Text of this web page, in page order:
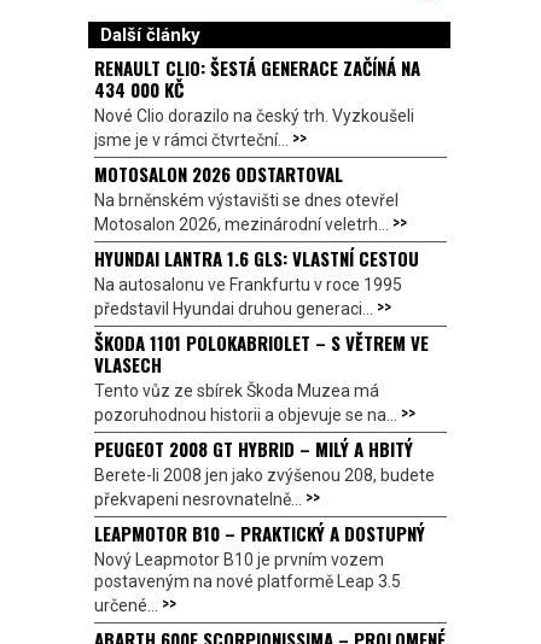
Další články
RENAULT CLIO: ŠESTÁ GENERACE ZAČÍNÁ NA
434 000 KČ
Nové Clio dorazilo na český trh. Vyzkoušeli
jsme je v rámci čtvrteční... >>
MOTOSALON 2026 ODSTARTOVAL
Na brněnském výstavišti se dnes otevřel
Motosalon 2026, mezinárodní veletrh... >>
HYUNDAI LANTRA 1.6 GLS: VLASTNÍ CESTOU
Na autosalonu ve Frankfurtu v roce 1995
představil Hyundai druhou generaci... >>
ŠKODA 1101 POLOKABRIOLET – S VĚTREM VE
VLASECH
Tento vůz ze sbírek Škoda Muzea má
pozoruhodnou historii a objevuje se na... >>
PEUGEOT 2008 GT HYBRID – MILÝ A HBITÝ
Berete-li 2008 jen jako zvýšenou 208, budete
překvapeni nesrovnatelně... >>
LEAPMOTOR B10 – PRAKTICKÝ A DOSTUPNÝ
Nový Leapmotor B10 je prvním vozem
postaveným na nové platformě Leap 3.5
určené... >>